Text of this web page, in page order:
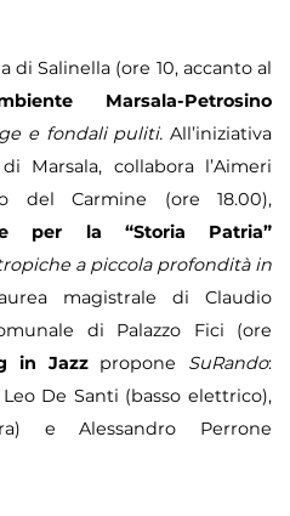
di Salinella (ore 10, accanto al
Marsala-Petrosino
e fondali puliti. All’iniziativa
Marsala, collabora l’Aimeri
del Carmine (ore 18.00),
per la “Storia Patria”
a piccola profondità in
magistrale di Claudio
di Palazzo Fici (ore
in Jazzpropone SuRando:
De Santi (basso elettrico),
e Alessandro Perrone